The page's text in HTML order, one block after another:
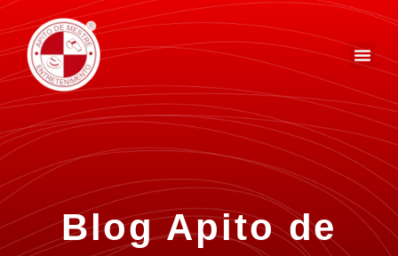
Blog Apito de